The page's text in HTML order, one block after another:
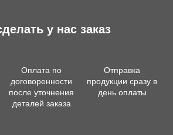
у нас заказ
Оплата по
договоренности
после уточнения
деталей заказа
Отправка
продукции сразу в
день оплаты